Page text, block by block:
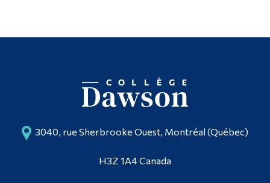
3040, rue Sherbrooke Ouest, Montréal (Québec)
H3Z 1A4 Canada